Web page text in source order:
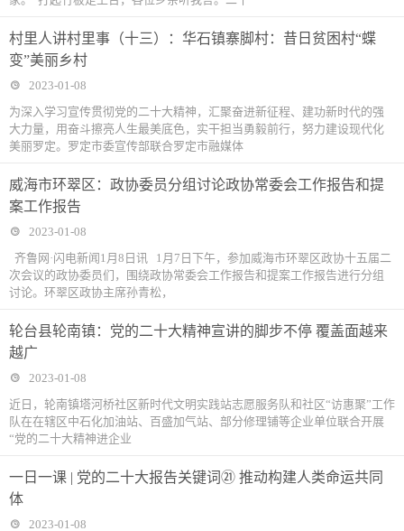
村里人讲村里事（十三）：华石镇寨脚村：昔日贫困村“蝶
变”美丽乡村
2023-01-08
为深入学习宣传贯彻党的二十大精神，汇聚奋进新征程、建功新时代的强
大力量，用奋斗擦亮人生最美底色，实干担当勇毅前行，努力建设现代化
美丽罗定。罗定市委宣传部联合罗定市融媒体
威海市环翠区：政协委员分组讨论政协常委会工作报告和提
案工作报告
2023-01-08
齐鲁网·闪电新闻1月8日讯 1月7日下午，参加威海市环翠区政协十五届二
次会议的政协委员们，围绕政协常委会工作报告和提案工作报告进行分组
讨论。环翠区政协主席孙青松，
轮台县轮南镇：党的二十大精神宣讲的脚步不停 覆盖面越来
越广
2023-01-08
近日，轮南镇塔河桥社区新时代文明实践站志愿服务队和社区“访惠聚”工作
队在在辖区中石化加油站、百盛加气站、部分修理铺等企业单位联合开展
“党的二十大精神进企业
一日一课 | 党的二十大报告关键词㉑ 推动构建人类命运共同
体
2023-01-08